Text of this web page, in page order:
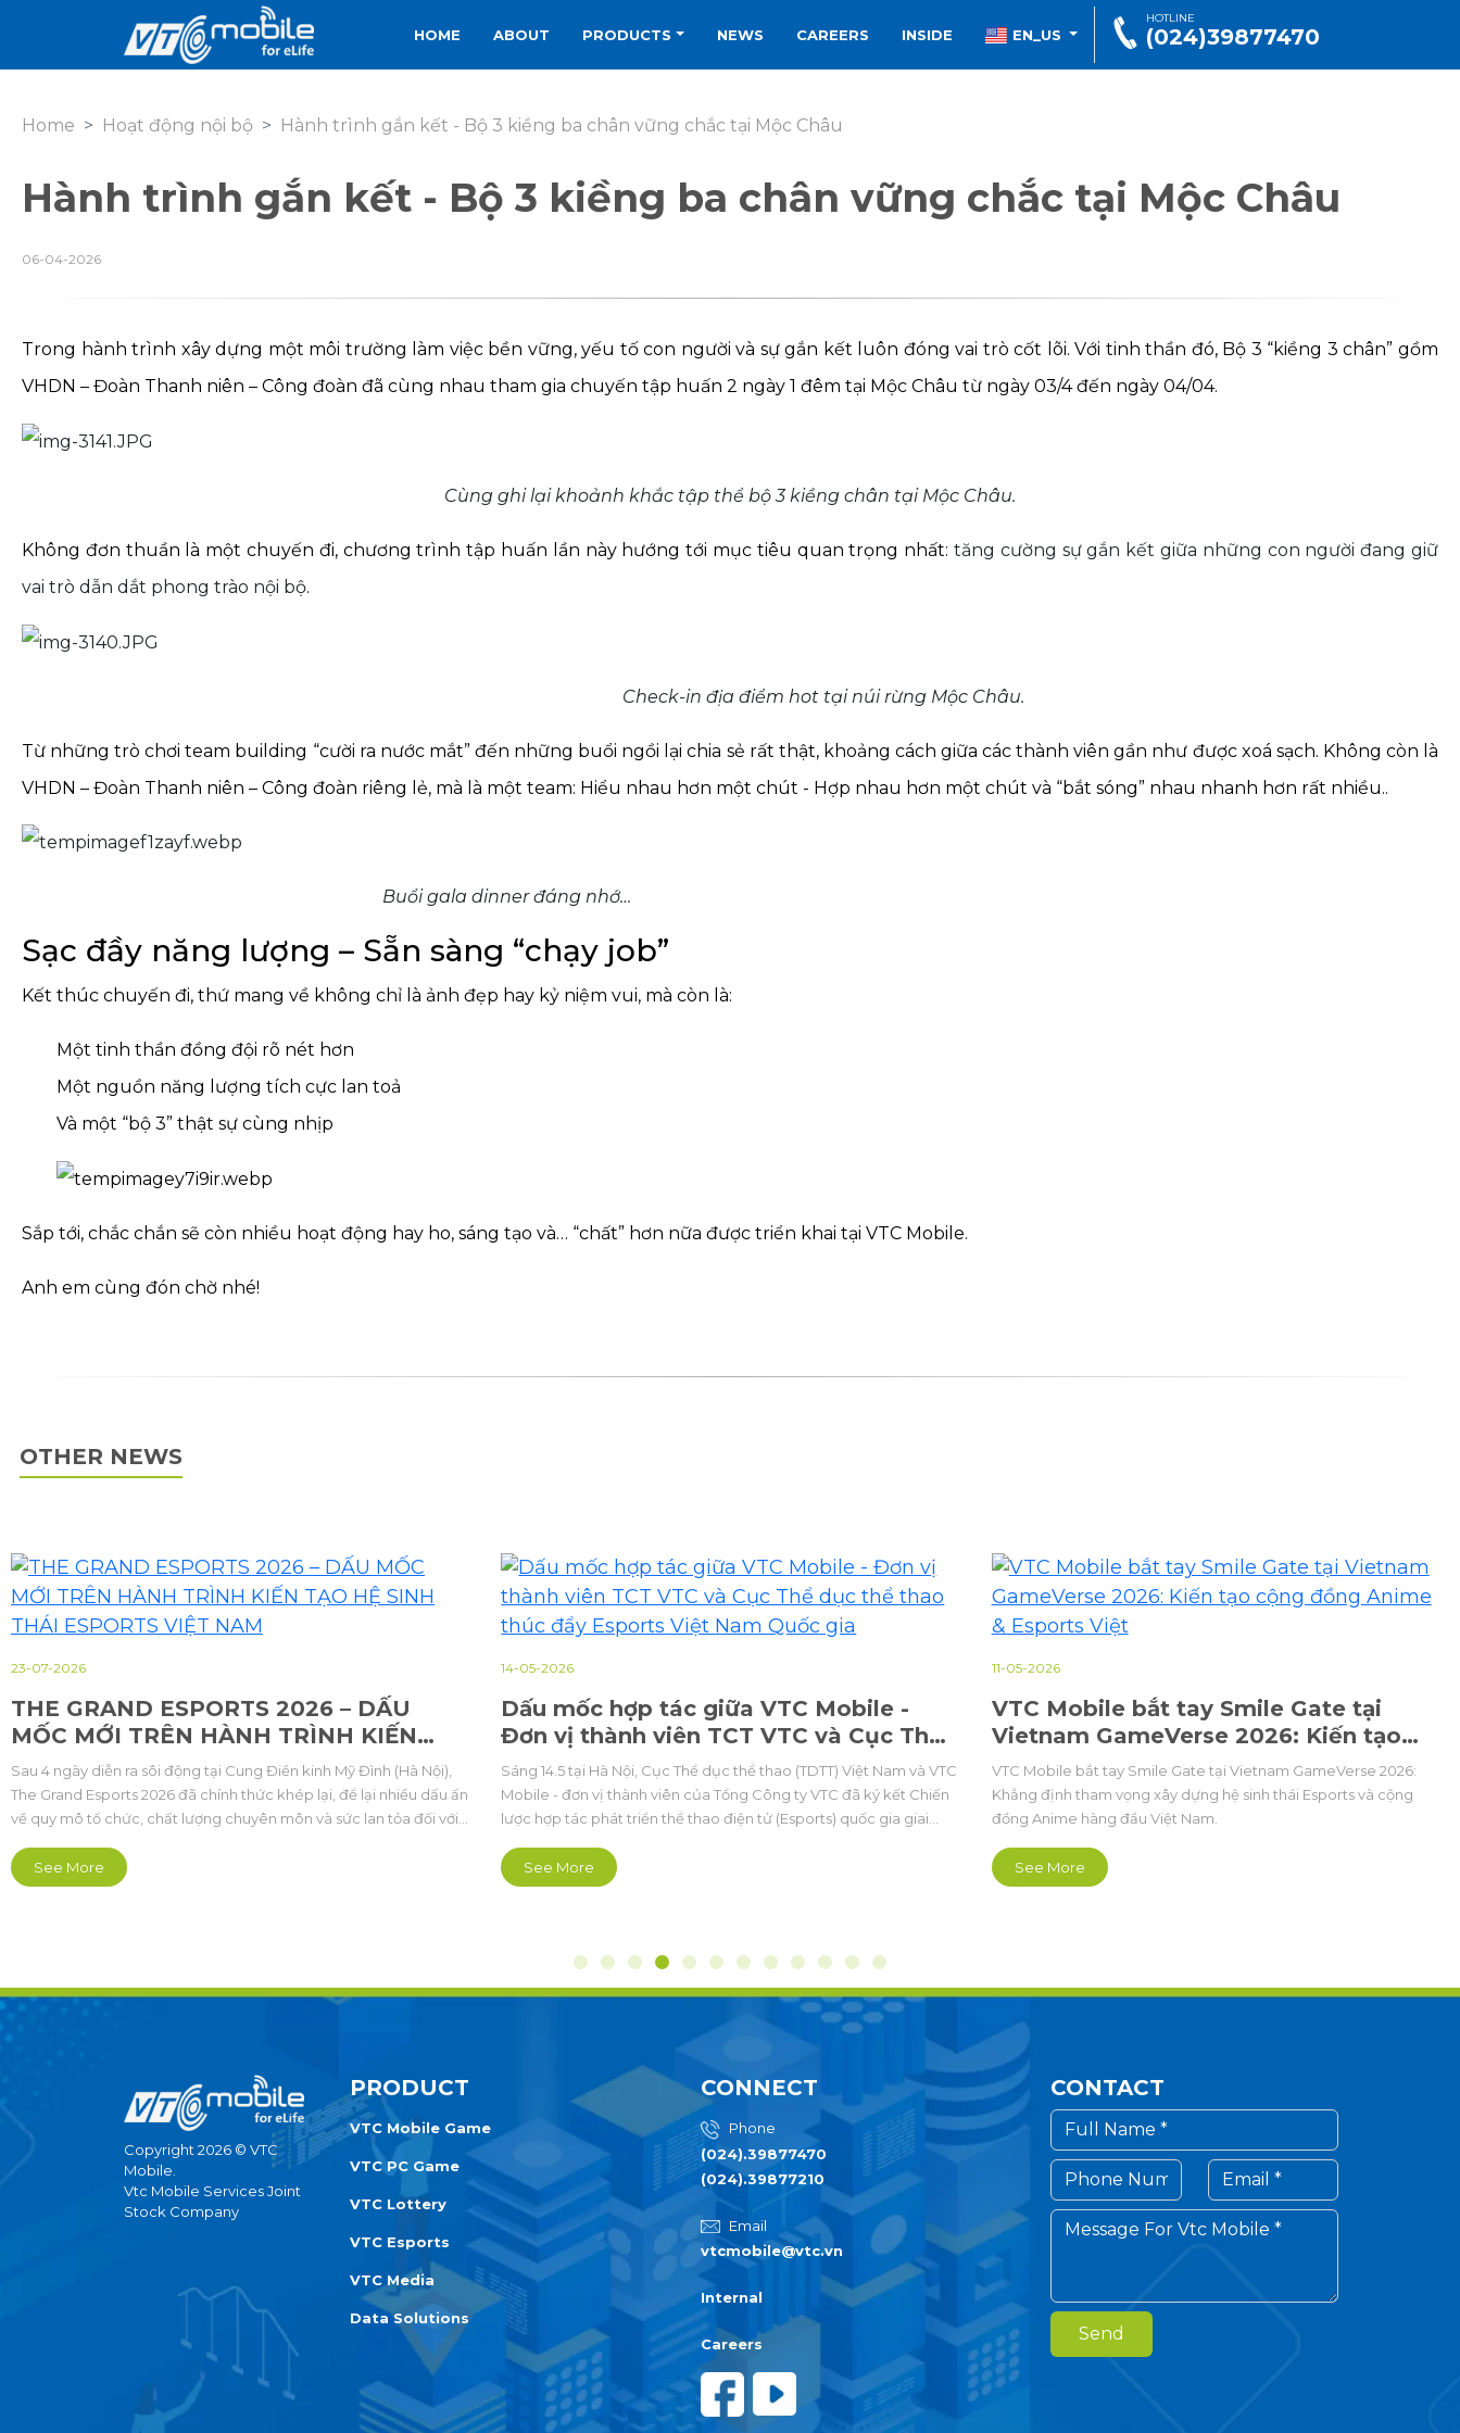
HOME ABOUT PRODUCTS NEWS CAREERS INSIDE EN_US
HOTLINE
(024)39877470
Home Hoạt động nội bộ Hành trình gắn kết - Bộ 3 kiềng ba chân vững chắc tại Mộc Châu
Hành trình gắn kết - Bộ 3 kiềng ba chân vững chắc tại Mộc Châu
06-04-2026
Trong hành trình xây dựng một môi trường làm việc bền vững, yếu tố con người và sự gắn kết luôn đóng vai trò cốt lõi. Với tinh thần đó, Bộ 3 “kiềng 3 chân” gồm
VHDN – Đoàn Thanh niên – Công đoàn đã cùng nhau tham gia chuyến tập huấn 2 ngày 1 đêm tại Mộc Châu từ ngày 03/4 đến ngày 04/04.
Cùng ghi lại khoảnh khắc tập thể bộ 3 kiềng chân tại Mộc Châu.
Không đơn thuần là một chuyến đi, chương trình tập huấn lần này hướng tới mục tiêu quan trọng nhất: tăng cường sự gắn kết giữa những con người đang giữ
vai trò dẫn dắt phong trào nội bộ.
Check-in địa điểm hot tại núi rừng Mộc Châu.
Từ những trò chơi team building “cười ra nước mắt” đến những buổi ngồi lại chia sẻ rất thật, khoảng cách giữa các thành viên gần như được xoá sạch. Không còn là
VHDN – Đoàn Thanh niên – Công đoàn riêng lẻ, mà là một team: Hiểu nhau hơn một chút - Hợp nhau hơn một chút và “bắt sóng” nhau nhanh hơn rất nhiều..
Buổi gala dinner đáng nhớ…
Sạc đầy năng lượng – Sẵn sàng “chạy job”
Kết thúc chuyến đi, thứ mang về không chỉ là ảnh đẹp hay kỷ niệm vui, mà còn là:
Một tinh thần đồng đội rõ nét hơn
Một nguồn năng lượng tích cực lan toả
Và một “bộ 3” thật sự cùng nhịp
Sắp tới, chắc chắn sẽ còn nhiều hoạt động hay ho, sáng tạo và… “chất” hơn nữa được triển khai tại VTC Mobile.
Anh em cùng đón chờ nhé!
OTHER NEWS
23-07-2026
THE GRAND ESPORTS 2026 – DẤU
MỐC MỚI TRÊN HÀNH TRÌNH KIẾN
TẠO HỆ SINH THÁI ESPORTS VIỆT NAM
Sau 4 ngày diễn ra sôi động tại Cung Điền kinh Mỹ Đình (Hà Nội),
The Grand Esports 2026 đã chính thức khép lại, để lại nhiều dấu ấn
về quy mô tổ chức, chất lượng chuyên môn và sức lan tỏa đối với
See More
14-05-2026
Dấu mốc hợp tác giữa VTC Mobile -
Đơn vị thành viên TCT VTC và Cục Thể
dục thể thao thúc đẩy Esports Việt
Nam Quốc gia
Sáng 14.5 tại Hà Nội, Cục Thể dục thể thao (TDTT) Việt Nam và VTC
Mobile - đơn vị thành viên của Tổng Công ty VTC đã ký kết Chiến
lược hợp tác phát triển thể thao điện tử (Esports) quốc gia giai
nghiệp hơn cho lĩnh vực thể thao điện tử trong nước.
See More
11-05-2026
VTC Mobile bắt tay Smile Gate tại
Vietnam GameVerse 2026: Kiến tạo
cộng đồng Anime & Esports Việt
VTC Mobile bắt tay Smile Gate tại Vietnam GameVerse 2026:
Khẳng định tham vọng xây dựng hệ sinh thái Esports và cộng
đồng Anime hàng đầu Việt Nam.
See More
Copyright 2026 © VTC
Mobile.
Vtc Mobile Services Joint
Stock Company
PRODUCT
VTC Mobile Game
VTC PC Game
VTC Lottery
VTC Esports
VTC Media
Data Solutions
CONNECT
Phone
(024).39877470
(024).39877210
Email
vtcmobile@vtc.vn
Internal
Careers
CONTACT
Send